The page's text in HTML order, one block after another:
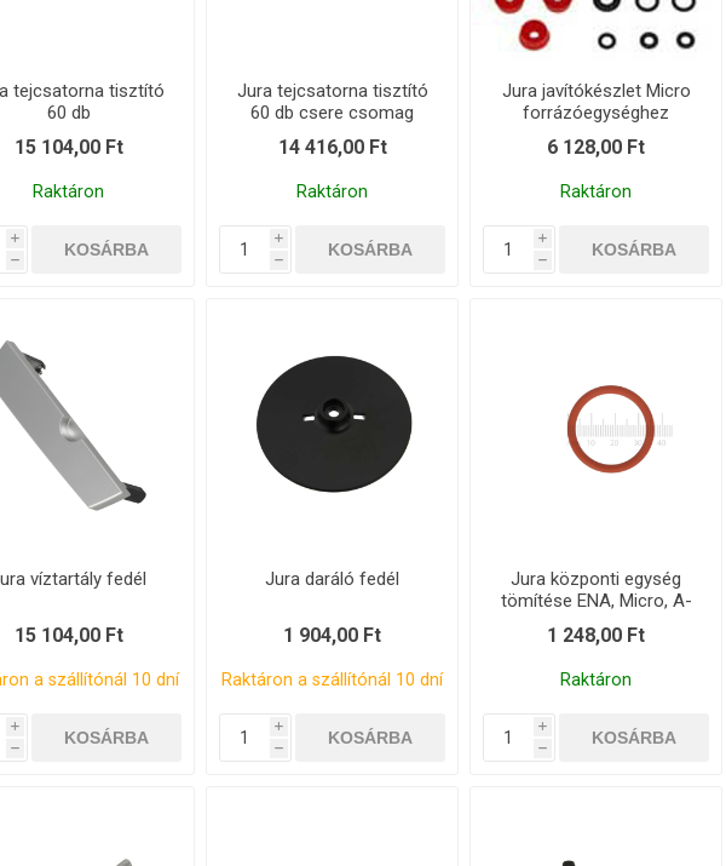
tejcsatorna tisztító
60 db
15 104,00 Ft
Raktáron
i
h
Jura tejcsatorna tisztító
60 db csere csomag
14 416,00 Ft
Raktáron
i
h
Jura javítókészlet Micro
forrázóegységhez
6 128,00 Ft
Raktáron
i
h
víztartály fedél
15 104,00 Ft
a szállítónál 10 dní
i
h
Jura daráló fedél
1 904,00 Ft
Raktáron a szállítónál 10 dní
i
h
Jura központi egység
tömítése ENA, Micro, A-
sorozat
1 248,00 Ft
Raktáron
i
h